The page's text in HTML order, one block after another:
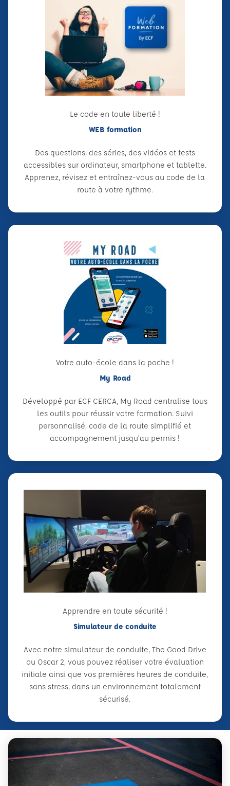
Le code en toute liberté !
WEB formation
Des questions, des séries, des vidéos et tests
accessibles sur ordinateur, smartphone et tablette.
Apprenez, révisez et entraînez-vous au code de la
route à votre rythme.
Votre auto-école dans la poche !
My Road
Développé par ECF CERCA, My Road centralise tous
les outils pour réussir votre formation. Suivi
personnalisé, code de la route simplifié et
accompagnement jusqu’au permis !
Apprendre en toute sécurité !
Simulateur de conduite
Avec notre simulateur de conduite, The Good Drive
ou Oscar 2, vous pouvez réaliser votre évaluation
initiale ainsi que vos premières heures de conduite,
sans stress, dans un environnement totalement
sécurisé.